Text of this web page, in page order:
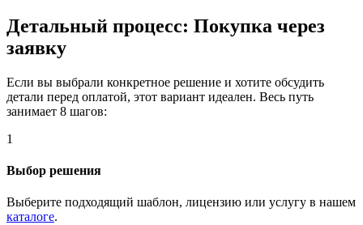
Детальный процесс: Покупка через
заявку
Если вы выбрали конкретное решение и хотите обсудить
детали перед оплатой, этот вариант идеален. Весь путь
занимает 8 шагов:
1
Выбор решения
Выберите подходящий шаблон, лицензию или услугу в нашем
каталоге.